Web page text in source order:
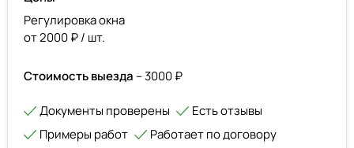
Регулировка окна
от 2000 ₽ / шт.
Стоимость выезда – 3000 ₽
Документы проверены
Есть отзывы
Примеры работ
Работает по договору